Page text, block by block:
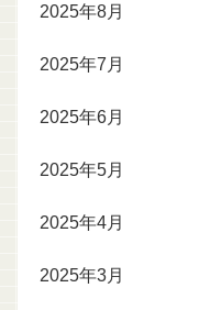
2025年8月
2025年7月
2025年6月
2025年5月
2025年4月
2025年3月